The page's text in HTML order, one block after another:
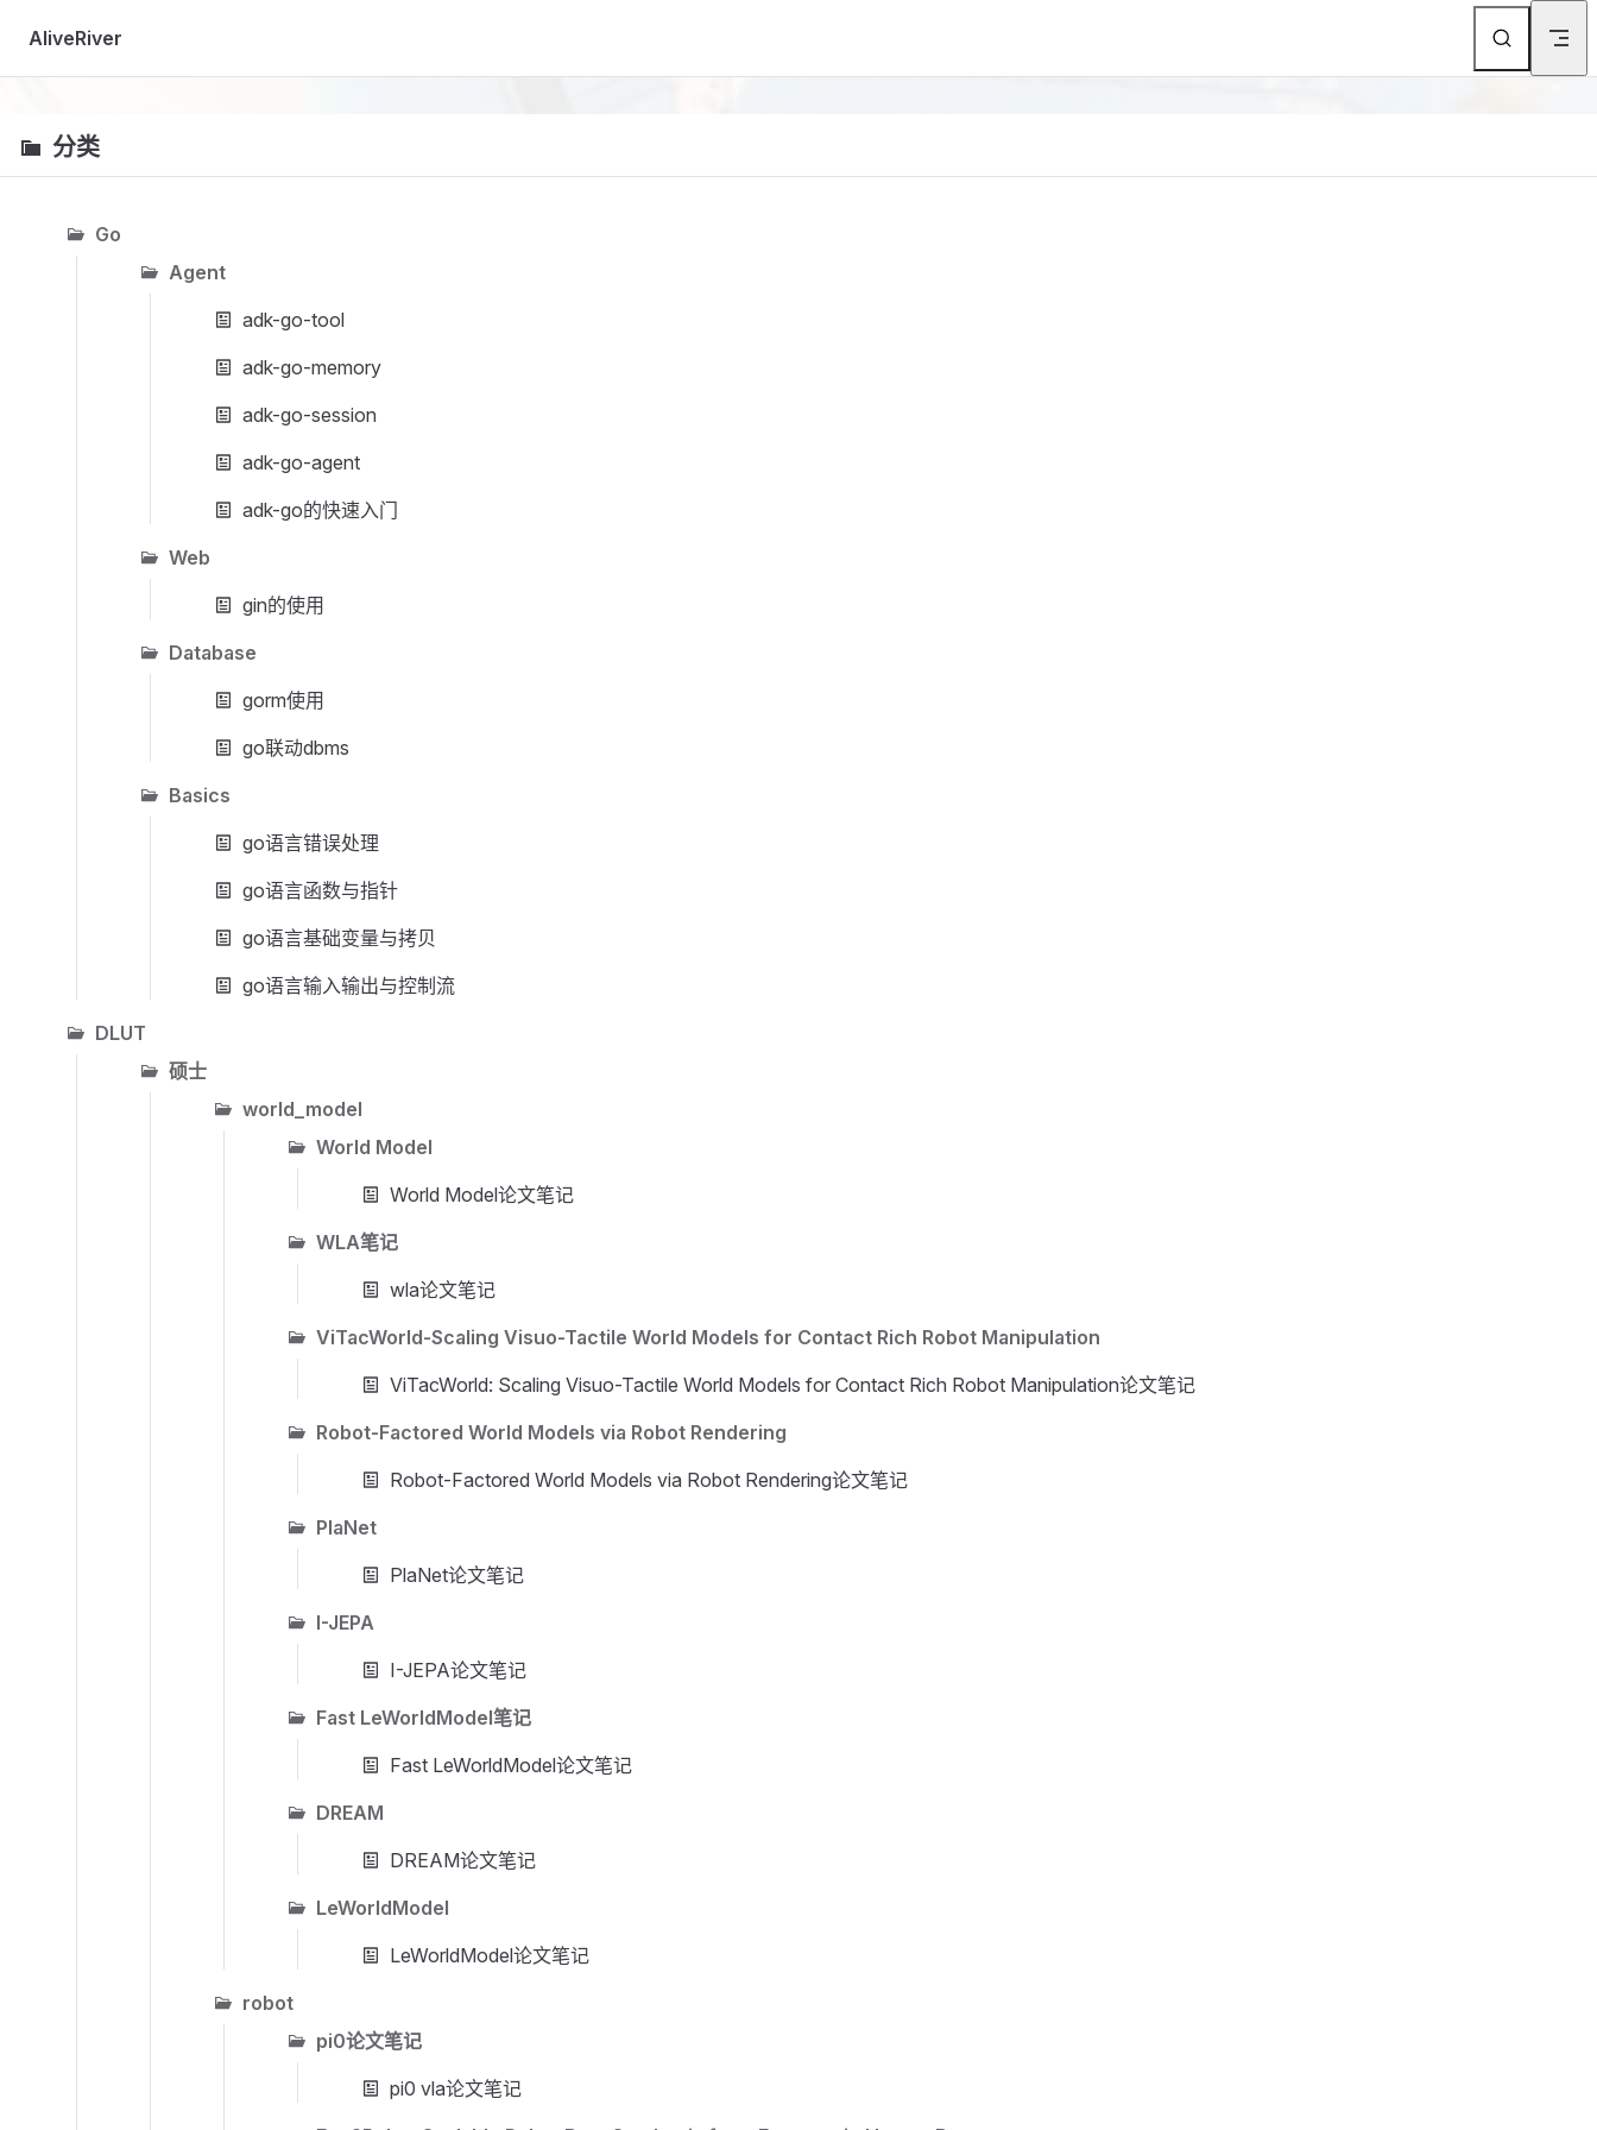
Skip to content
AliveRiver
分类
Go
Agent
adk-go-tool
adk-go-memory
adk-go-session
adk-go-agent
adk-go的快速入门
Web
gin的使用
Database
gorm使用
go联动dbms
Basics
go语言错误处理
go语言函数与指针
go语言基础变量与拷贝
go语言输入输出与控制流
DLUT
硕士
world_model
World Model
World Model论文笔记
WLA笔记
wla论文笔记
ViTacWorld-Scaling Visuo-Tactile World Models for Contact Rich Robot Manipulation
ViTacWorld: Scaling Visuo-Tactile World Models for Contact Rich Robot Manipulation论文笔记
Robot-Factored World Models via Robot Rendering
Robot-Factored World Models via Robot Rendering论文笔记
PlaNet
PlaNet论文笔记
I-JEPA
I-JEPA论文笔记
Fast LeWorldModel笔记
Fast LeWorldModel论文笔记
DREAM
DREAM论文笔记
LeWorldModel
LeWorldModel论文笔记
robot
pi0论文笔记
pi0 vla论文笔记